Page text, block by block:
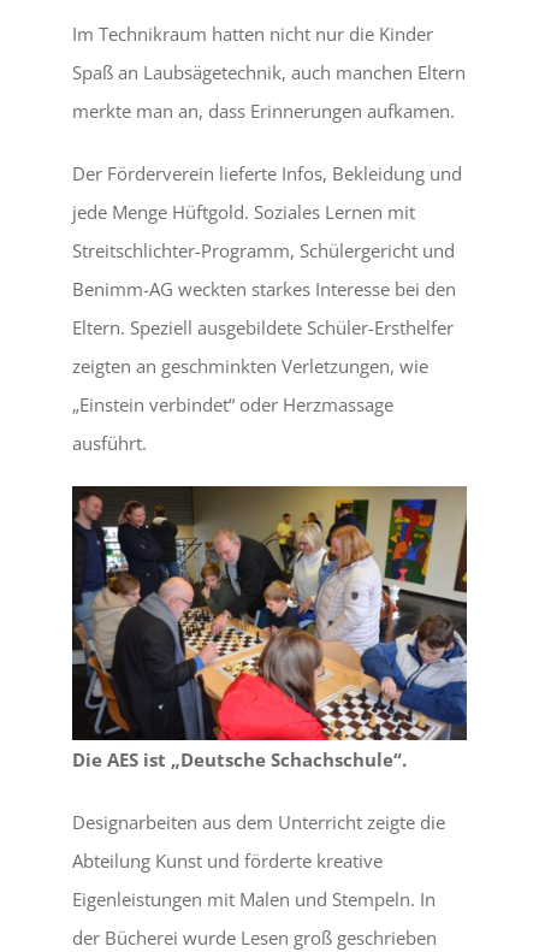
Im Technikraum hatten nicht nur die Kinder
Spaß an Laubsägetechnik, auch manchen Eltern
merkte man an, dass Erinnerungen aufkamen.
Der Förderverein lieferte Infos, Bekleidung und
jede Menge Hüftgold. Soziales Lernen mit
Streitschlichter-Programm, Schülergericht und
Benimm-AG weckten starkes Interesse bei den
Eltern. Speziell ausgebildete Schüler-Ersthelfer
zeigten an geschminkten Verletzungen, wie
„Einstein verbindet“ oder Herzmassage
ausführt.
Die AES ist „Deutsche Schachschule“.
Designarbeiten aus dem Unterricht zeigte die
Abteilung Kunst und förderte kreative
Eigenleistungen mit Malen und Stempeln. In
der Bücherei wurde Lesen groß geschrieben